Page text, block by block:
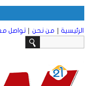
الرئيسية | من نحن | تواصل